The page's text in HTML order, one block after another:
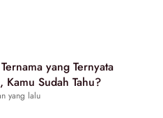
yang Ternyata
Kamu Sudah Tahu?
yang lalu